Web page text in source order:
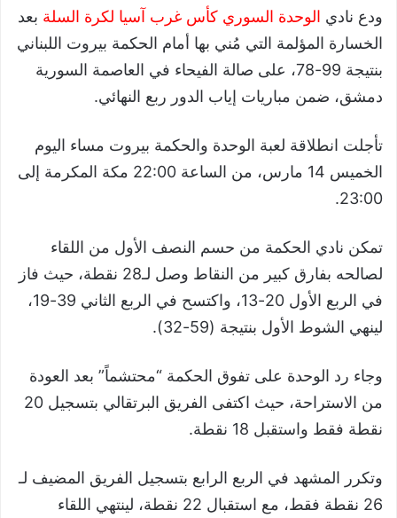
ودع نادي الوحدة السوري كأس غرب آسيا لكرة السلة بعد
الخسارة المؤلمة التي مُني بها أمام الحكمة بيروت اللبناني
بنتيجة 99-78، على صالة الفيحاء في العاصمة السورية
دمشق، ضمن مباريات إياب الدور ربع النهائي.
تأجلت انطلاقة لعبة الوحدة والحكمة بيروت مساء اليوم
الخميس 14 مارس، من الساعة 22:00 مكة المكرمة إلى
23:00.
تمكن نادي الحكمة من حسم النصف الأول من اللقاء
لصالحه بفارق كبير من النقاط وصل لـ28 نقطة، حيث فاز
في الربع الأول 20-13، واكتسح في الربع الثاني 39-19،
لينهي الشوط الأول بنتيجة (59-32).
وجاء رد الوحدة على تفوق الحكمة “محتشماً” بعد العودة
من الاستراحة، حيث اكتفى الفريق البرتقالي بتسجيل 20
نقطة فقط واستقبل 18 نقطة.
وتكرر المشهد في الربع الرابع بتسجيل الفريق المضيف لـ
26 نقطة فقط، مع استقبال 22 نقطة، لينتهي اللقاء